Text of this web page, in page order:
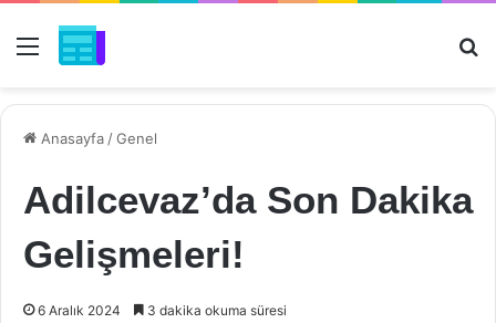
Menü
Anasayfa /Genel
Adilcevaz’da Son Dakika
Gelişmeleri!
6 Aralık 2024 3 dakika okuma süresi